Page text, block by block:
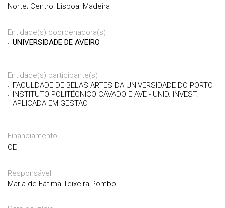
Norte; Centro; Lisboa; Madeira
Entidade(s) coordenadora(s)
UNIVERSIDADE DE AVEIRO
Entidade(s) participante(s)
FACULDADE DE BELAS ARTES DA UNIVERSIDADE DO PORTO
INSTITUTO POLITÉCNICO CÁVADO E AVE - UNID. INVEST.
APLICADA EM GESTAO
Financiamento
OE
Responsável
Maria de Fátima Teixeira Pombo